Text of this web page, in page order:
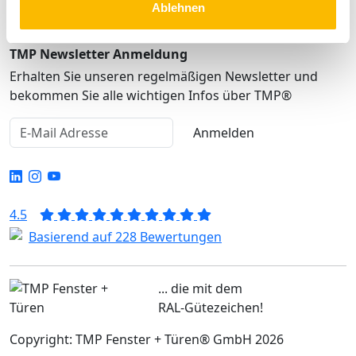
Ablehnen
TMP Newsletter Anmeldung
Erhalten Sie unseren regelmäßigen Newsletter und
bekommen Sie alle wichtigen Infos über TMP®
Anmelden
4.5
Basierend auf 228 Bewertungen
... die mit dem
RAL-Gütezeichen!
Copyright: TMP Fenster + Türen® GmbH 2026